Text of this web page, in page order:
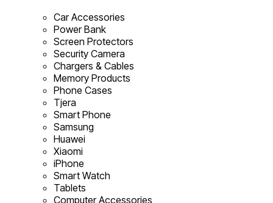
Car Accessories
Power Bank
Screen Protectors
Security Camera
Chargers & Cables
Memory Products
Phone Cases
Tjera
Smart Phone
Samsung
Huawei
Xiaomi
iPhone
Smart Watch
Tablets
Computer Accessories